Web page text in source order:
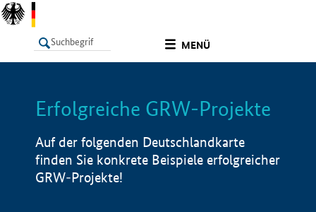
MENÜ
LISTE Info
Erfolgreiche GRW-Projekte
Auf der folgenden Deutschlandkarte
finden Sie konkrete Beispiele erfolgreicher
GRW-Projekte!